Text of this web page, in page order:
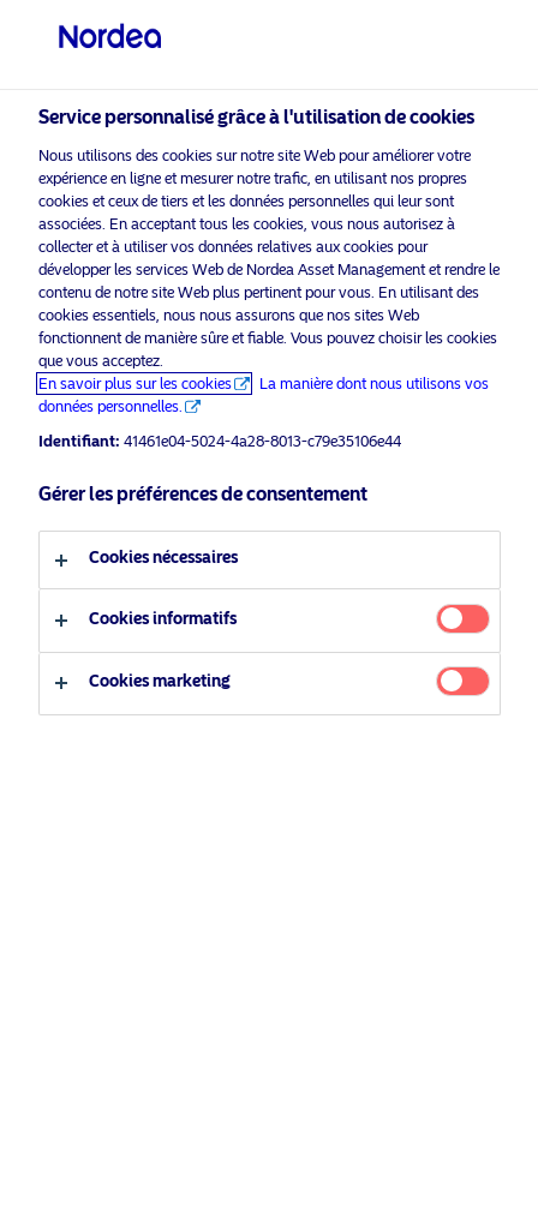
visit NordeaAssetManagement.com
Veuillez sélectionner le type
d’investisseur auquel vous
appartenez
Pays
Suisse
Langue
Type d'investisseur
Investisseur qualifié
Investisseur qualifié
Service personnalisé grâce à l'utilisation de cookies
Nous utilisons des cookies sur notre site Web pour améliorer votre
expérience en ligne et mesurer notre trafic, en utilisant nos propres
cookies et ceux de tiers et les données personnelles qui leur sont
associées. En acceptant tous les cookies, vous nous autorisez à
collecter et à utiliser vos données relatives aux cookies pour
développer les services Web de Nordea Asset Management et rendre le
contenu de notre site Web plus pertinent pour vous. En utilisant des
cookies essentiels, nous nous assurons que nos sites Web
fonctionnent de manière sûre et fiable. Vous pouvez choisir les cookies
que vous acceptez.
En savoir plus sur les cookies
La manière dont nous utilisons vos
données personnelles.
Identifiant: 41461e04-5024-4a28-8013-c79e35106e44
Gérer les préférences de consentement
Cookies nécessaires
Cookies informatifs
Cookies marketing